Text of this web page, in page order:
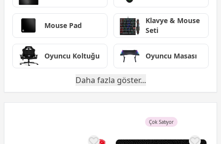
Mouse Pad
Klavye & Mouse
Seti
Oyuncu Koltuğu Oyuncu Masası
Daha fazla göster...
Çok Satıyor